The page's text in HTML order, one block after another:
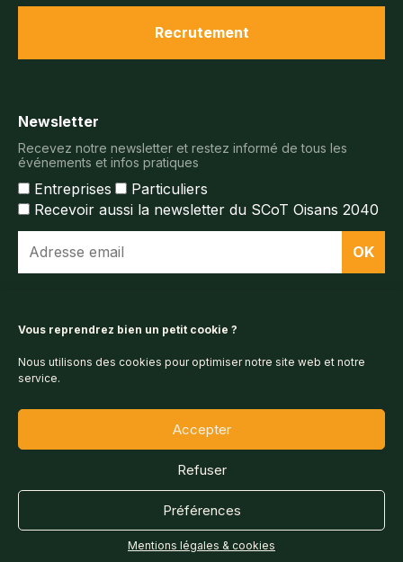
Vous reprendrez bien un petit cookie ?
Nous utilisons des cookies pour optimiser notre site web et notre
service.
Accepter
Refuser
Préférences
Mentions légales & cookies
Recrutement
Newsletter
Recevez notre newsletter et restez informé de tous les
événements et infos pratiques
Entreprises
Particuliers
Recevoir aussi la newsletter du SCoT Oisans 2040
Mentions légales & cookies
Agenda